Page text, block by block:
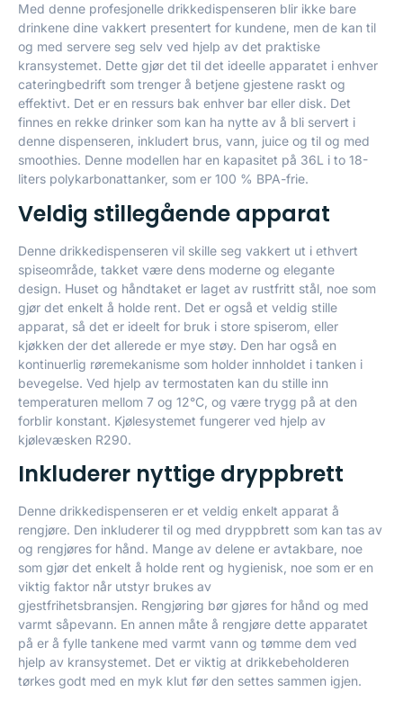
Med denne profesjonelle drikkedispenseren blir ikke bare
drinkene dine vakkert presentert for kundene, men de kan til
og med servere seg selv ved hjelp av det praktiske
kransystemet. Dette gjør det til det ideelle apparatet i enhver
cateringbedrift som trenger å betjene gjestene raskt og
effektivt. Det er en ressurs bak enhver bar eller disk. Det
finnes en rekke drinker som kan ha nytte av å bli servert i
denne dispenseren, inkludert brus, vann, juice og til og med
smoothies. Denne modellen har en kapasitet på 36L i to 18-
liters polykarbonattanker, som er 100 % BPA-frie.
Veldig stillegående apparat
Denne drikkedispenseren vil skille seg vakkert ut i ethvert
spiseområde, takket være dens moderne og elegante
design. Huset og håndtaket er laget av rustfritt stål, noe som
gjør det enkelt å holde rent. Det er også et veldig stille
apparat, så det er ideelt for bruk i store spiserom, eller
kjøkken der det allerede er mye støy. Den har også en
kontinuerlig røremekanisme som holder innholdet i tanken i
bevegelse. Ved hjelp av termostaten kan du stille inn
temperaturen mellom 7 og 12°C, og være trygg på at den
forblir konstant. Kjølesystemet fungerer ved hjelp av
kjølevæsken R290.
Inkluderer nyttige dryppbrett
Denne drikkedispenseren er et veldig enkelt apparat å
rengjøre. Den inkluderer til og med dryppbrett som kan tas av
og rengjøres for hånd. Mange av delene er avtakbare, noe
som gjør det enkelt å holde rent og hygienisk, noe som er en
viktig faktor når utstyr brukes av
gjestfrihetsbransjen. Rengjøring bør gjøres for hånd og med
varmt såpevann. En annen måte å rengjøre dette apparatet
på er å fylle tankene med varmt vann og tømme dem ved
hjelp av kransystemet. Det er viktig at drikkebeholderen
tørkes godt med en myk klut før den settes sammen igjen.